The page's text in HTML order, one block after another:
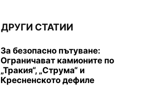
ДРУГИ СТАТИИ
За безопасно пътуване:
Ограничават камионите по
„Тракия“, „Струма“ и
Кресненското дефиле